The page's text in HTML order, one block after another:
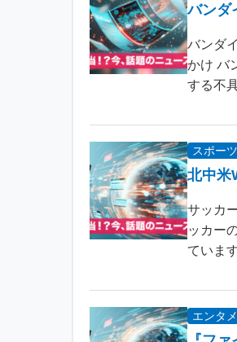
バンダ
バンダ
かけ バ
する不
スポーツ
北中米
サッカ
ッカー
ていま
エンタメ